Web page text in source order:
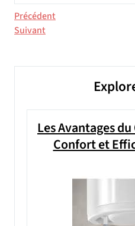
Navigation
de
Article
précédent
Précédent
Article
Suivant
Les Avantages
Confort et